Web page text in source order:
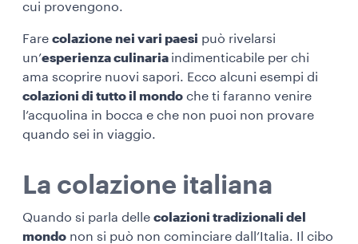
cui provengono.
Fare colazione nei vari paesi può rivelarsi
un’esperienza culinaria indimenticabile per chi
ama scoprire nuovi sapori. Ecco alcuni esempi di
colazioni di tutto il mondo che ti faranno venire
l’acquolina in bocca e che non puoi non provare
quando sei in viaggio.
La colazione italiana
Quando si parla delle colazioni tradizionali del
mondo non si può non cominciare dall’Italia. Il cibo